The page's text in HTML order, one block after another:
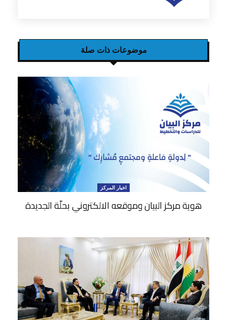
موضوعات ذات صلة
اخبار المركز
هوية مركز البيان وموقعه الالكتروني بحلّة الجديدة